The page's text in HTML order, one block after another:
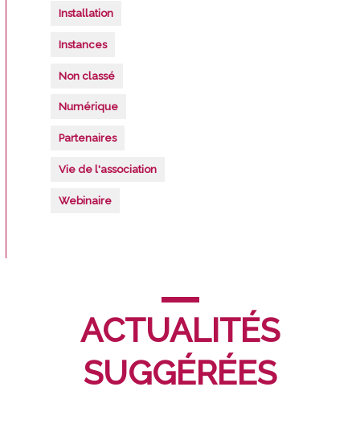
Installation
Instances
Non classé
Numérique
Partenaires
Vie de l'association
Webinaire
ACTUALITÉS
SUGGÉRÉES